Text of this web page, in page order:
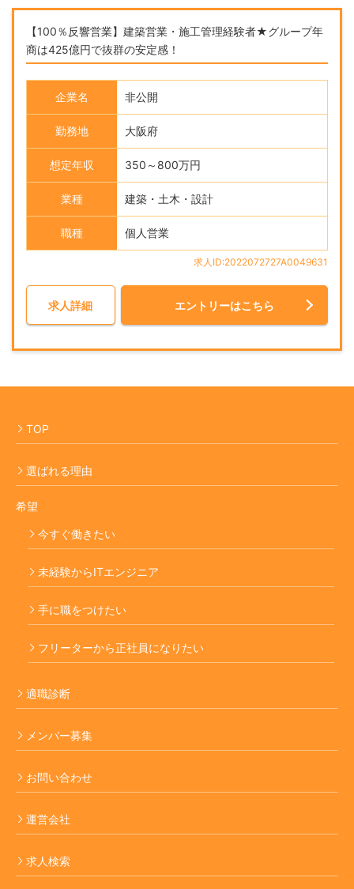
【100％反響営業】建築営業・施工管理経験者★グループ年
商は425億円で抜群の安定感！
企業名 非公開
勤務地 大阪府
想定年収 350～800万円
業種 建築・土木・設計
職種 個人営業
求人ID:2022072727A0049631
求人詳細 エントリーはこちら
TOP
選ばれる理由
希望
今すぐ働きたい
未経験からITエンジニア
手に職をつけたい
フリーターから正社員になりたい
適職診断
メンバー募集
お問い合わせ
運営会社
求人検索